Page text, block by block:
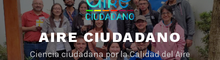
AIRE CIUDADANO
Ciencia ciudadana por la Calidad del Aire